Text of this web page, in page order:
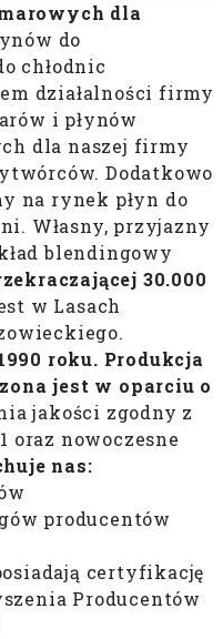
dla
do
chłodnic
działalności firmy
i płynów
dla naszej firmy
Dodatkowo
na rynek płyn do
Własny, przyjazny
blendingowy
30.000
w Lasach
roku. Produkcja
jest w oparciu o
jakości zgodny z
oraz nowoczesne
nas:
producentów
certyfikację
Producentów